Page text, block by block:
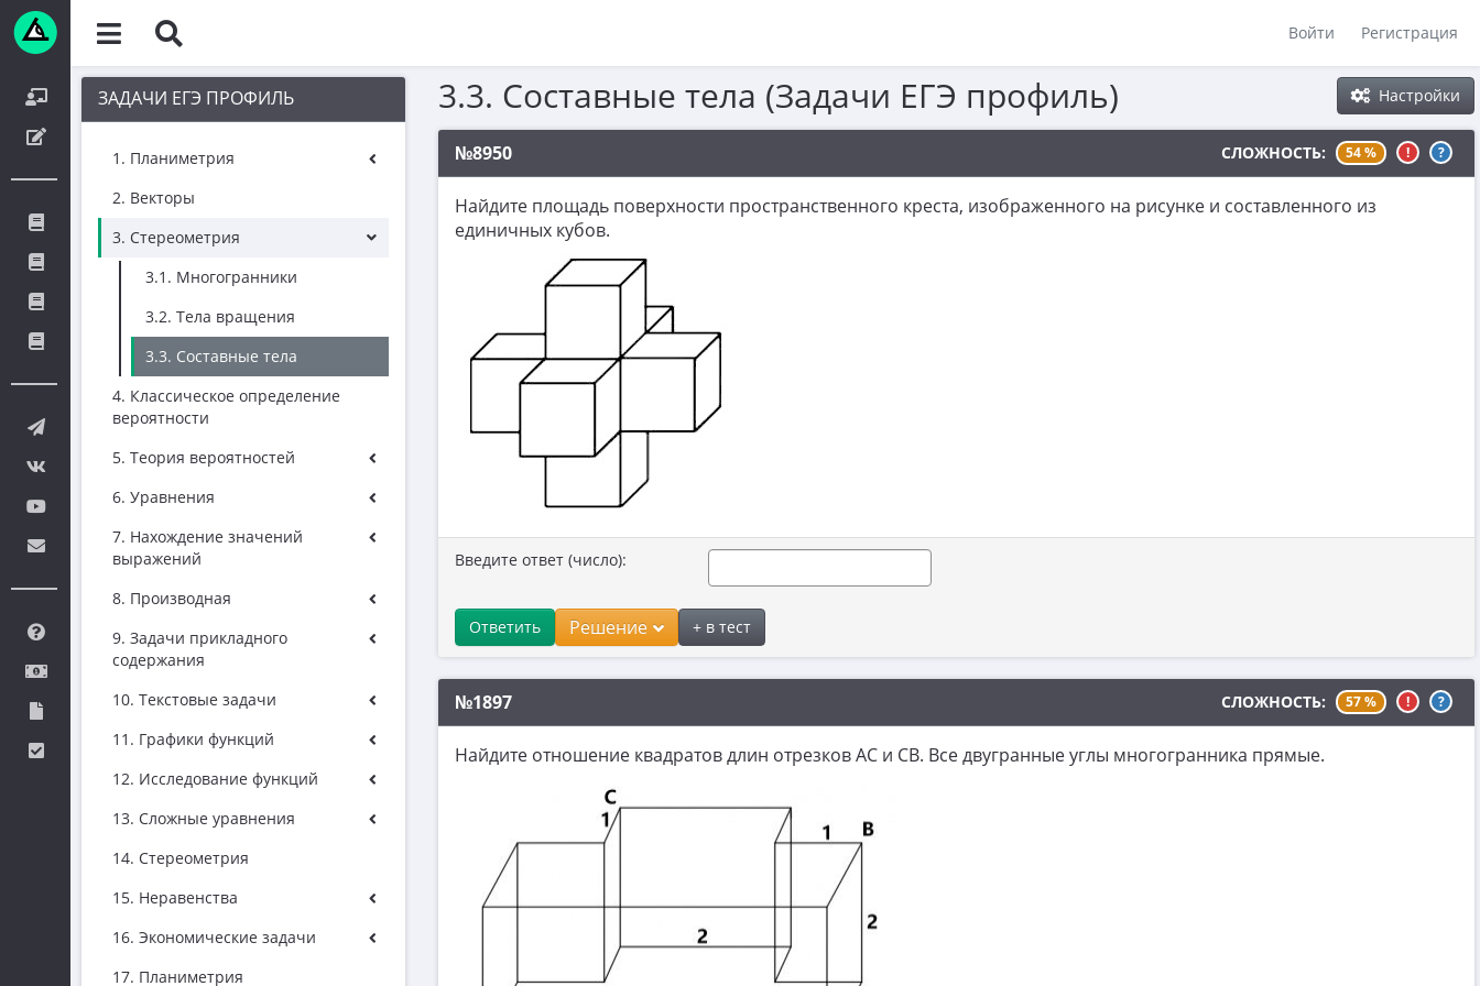
Войти Регистрация
ЗАДАЧИ ЕГЭ ПРОФИЛЬ
1. Планиметрия
2. Векторы
3. Стереометрия
3.1. Многогранники
3.2. Тела вращения
3.3. Составные тела
4. Классическое определение
вероятности
5. Теория вероятностей
6. Уравнения
7. Нахождение значений
выражений
8. Производная
9. Задачи прикладного
содержания
10. Текстовые задачи
11. Графики функций
12. Исследование функций
13. Сложные уравнения
14. Стереометрия
15. Неравенства
16. Экономические задачи
17. Планиметрия
Настройки
3.3. Составные тела (Задачи ЕГЭ профиль)
№8950 СЛОЖНОСТЬ: 54 % ! ?
Найдите площадь поверхности пространственного креста, изображенного на рисунке и составленного из
единичных кубов.
Введите ответ (число):
Ответить Решение + в тест
№1897 СЛОЖНОСТЬ: 57 % ! ?
Найдите отношение квадратов длин отрезков AC и CB. Все двугранные углы многогранника прямые.